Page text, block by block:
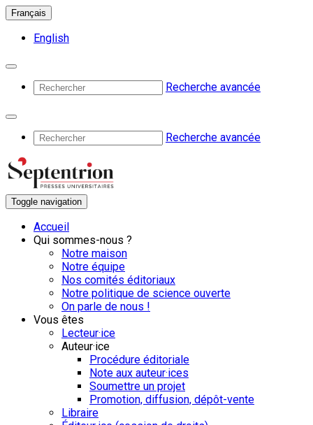
Français
English
Recherche avancée
Recherche avancée
Toggle navigation
Accueil
Qui sommes-nous ?
Notre maison
Notre équipe
Nos comités éditoriaux
Notre politique de science ouverte
On parle de nous !
Vous êtes
Lecteur·ice
Auteur·ice
Procédure éditoriale
Note aux auteur·ices
Soumettre un projet
Promotion, diffusion, dépôt-vente
Libraire